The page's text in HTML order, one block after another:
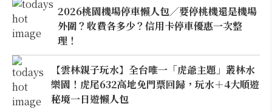
2026桃園機場停車懶人包／要停桃機還是機場
外圍？收費各多少？信用卡停車優惠一次整
理！
【雲林親子玩水】全台唯一「虎爺主題」叢林水
樂園！虎尾632高地免門票回歸，玩水＋4大順遊
秘境一日遊懶人包